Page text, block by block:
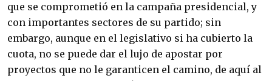
que se comprometió en la campaña presidencial, y
con importantes sectores de su partido; sin
embargo, aunque en el legislativo si ha cubierto la
cuota, no se puede dar el lujo de apostar por
proyectos que no le garanticen el camino, de aquí al